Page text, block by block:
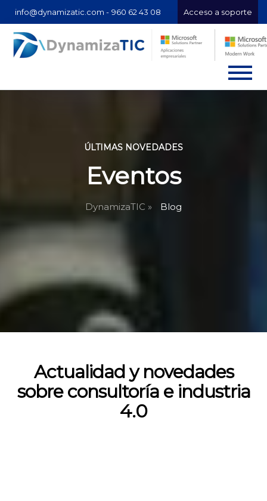
info@dynamizatic.com - 960 62 43 08 Acceso a soporte
ÚLTIMAS NOVEDADES
Eventos
DynamizaTIC » Blog
Actualidad y novedades
sobre consultoría e industria
4.0